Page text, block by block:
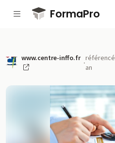
Passer au contenu principal
FormaPro
www.centre-inffo.fr
·
référencé
an